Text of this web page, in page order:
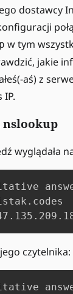
dostawcy
w tym
jakie
aś) z
nslookup
wyglądała
czytelnika: